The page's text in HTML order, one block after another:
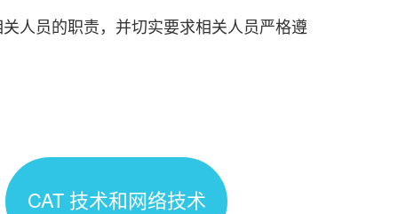
人员的职责，并切实要求相关人员严格遵
CAT 技术和网络技术